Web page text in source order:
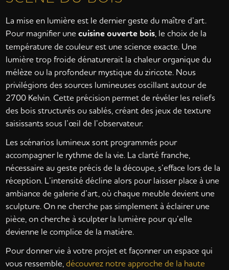
La mise en lumière est le dernier geste du maître d’art.
Pour magnifier unecuisine ouverte bois, le choix de la
température de couleur est une science exacte. Une
lumière trop froide dénaturerait la chaleur organique du
mélèze ou la profondeur mystique du ziricote. Nous
privilégions des sources lumineuses oscillant autour de
2700 Kelvin. Cette précision permet de révéler les reliefs
des bois structurés ou sablés, créant des jeux de texture
saisissants sous l’œil de l’observateur.
Les scénarios lumineux sont programmés pour
accompagner le rythme de la vie. La clarté franche,
nécessaire au geste précis de la découpe, s’efface lors de la
réception. L’intensité décline alors pour laisser place à une
ambiance de galerie d’art, où chaque meuble devient une
sculpture. On ne cherche pas simplement à éclairer une
pièce, on cherche à sculpter la lumière pour qu’elle
devienne le complice de la matière.
Pour donner vie à votre projet et façonner un espace qui
vous ressemble,découvrez notre approche de la haute